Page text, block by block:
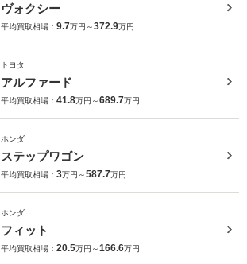
ヴォクシー
平均買取相場： 9.7万円～372.9万円
トヨタ
アルファード
平均買取相場： 41.8万円～689.7万円
ホンダ
ステップワゴン
平均買取相場： 3万円～587.7万円
ホンダ
フィット
平均買取相場： 20.5万円～166.6万円